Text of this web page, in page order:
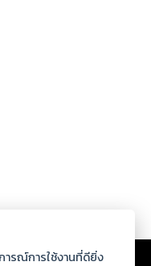
ดารณ์การใช้งานที่ดียิ่ง